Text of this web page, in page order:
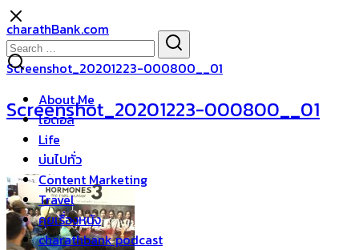
Skip
to
content
charathBank.com
About Me
ไอดอล
Life
บ่นไปทั่ว
Content Marketing
Travel
คุยเรื่องหนัง
charathbank podcast
Search
for:
Screenshot_20201223-000800__01
Screenshot_20201223-000800__01